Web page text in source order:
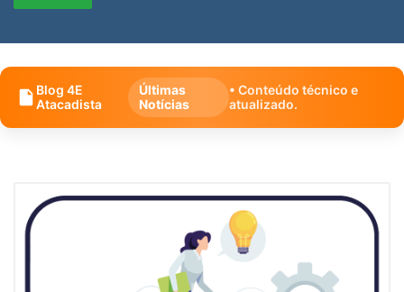
Blog 4E
Atacadista
Últimas
Notícias
• Conteúdo técnico e
atualizado.